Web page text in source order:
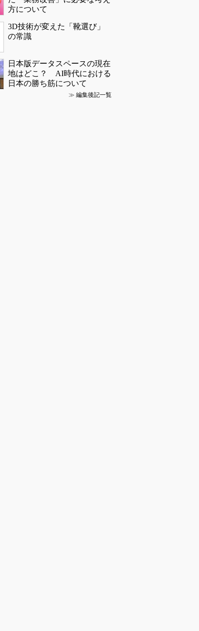
方について
3D技術が変えた「靴選び」
の常識
日本版データスペースの現在
地はどこ？ AI時代における
日本の勝ち筋について
≫ 編集後記一覧